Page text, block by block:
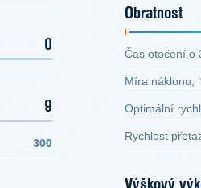
0
9
300
Obratnost
Čas otočení o
Míra náklonu,
Optimální
Rychlost
Výškový